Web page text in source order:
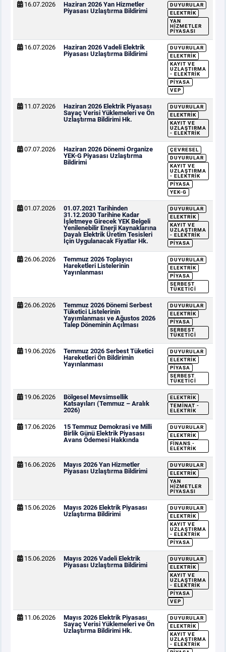
16.07.2026
Haziran 2026 Yan Hizmetler
Piyasası Uzlaştırma Bildirimi
DUYURULAR
ELEKTRIK
YAN
HIZMETLER
PIYASASI
16.07.2026
Haziran 2026 Vadeli Elektrik
Piyasası Uzlaştırma Bildirimi
DUYURULAR
ELEKTRIK
KAYIT VE
UZLAŞTIRMA
- ELEKTRIK
PIYASA
VEP
11.07.2026
Haziran 2026 Elektrik Piyasası
Sayaç Verisi Yüklemeleri ve Ön
Uzlaştırma Bildirimi Hk.
DUYURULAR
ELEKTRIK
KAYIT VE
UZLAŞTIRMA
- ELEKTRIK
07.07.2026
Haziran 2026 Dönemi Organize
YEK-G Piyasası Uzlaştırma
Bildirimi
ÇEVRESEL
DUYURULAR
KAYIT VE
UZLAŞTIRMA
- ELEKTRIK
PIYASA
YEK-G
01.07.2026
01.07.2021 Tarihinden
31.12.2030 Tarihine Kadar
İşletmeye Girecek YEK Belgeli
Yenilenebilir Enerji Kaynaklarına
Dayalı Elektrik Üretim Tesisleri
İçin Uygulanacak Fiyatlar Hk.
DUYURULAR
ELEKTRIK
KAYIT VE
UZLAŞTIRMA
- ELEKTRIK
PIYASA
26.06.2026
Temmuz 2026 Toplayıcı
Hareketleri Listelerinin
Yayınlanması
DUYURULAR
ELEKTRIK
PIYASA
SERBEST
TÜKETICI
26.06.2026
Temmuz 2026 Dönemi Serbest
Tüketici Listelerinin
Yayımlanması ve Ağustos 2026
Talep Döneminin Açılması
DUYURULAR
ELEKTRIK
PIYASA
SERBEST
TÜKETICI
19.06.2026
Temmuz 2026 Serbest Tüketici
Hareketleri Ön Bildirimin
Yayınlanması
DUYURULAR
ELEKTRIK
PIYASA
SERBEST
TÜKETICI
19.06.2026
Bölgesel Mevsimsellik
Katsayıları (Temmuz – Aralık
2026)
ELEKTRIK
TEMINAT -
ELEKTRIK
17.06.2026
15 Temmuz Demokrasi ve Milli
Birlik Günü Elektrik Piyasası
Avans Ödemesi Hakkında
DUYURULAR
ELEKTRIK
FINANS -
ELEKTRIK
16.06.2026
Mayıs 2026 Yan Hizmetler
Piyasası Uzlaştırma Bildirimi
DUYURULAR
ELEKTRIK
YAN
HIZMETLER
PIYASASI
15.06.2026
Mayıs 2026 Elektrik Piyasası
Uzlaştırma Bildirimi
DUYURULAR
ELEKTRIK
KAYIT VE
UZLAŞTIRMA
- ELEKTRIK
PIYASA
15.06.2026
Mayıs 2026 Vadeli Elektrik
Piyasası Uzlaştırma Bildirimi
DUYURULAR
ELEKTRIK
KAYIT VE
UZLAŞTIRMA
- ELEKTRIK
PIYASA
VEP
11.06.2026
Mayıs 2026 Elektrik Piyasası
Sayaç Verisi Yüklemeleri ve Ön
Uzlaştırma Bildirimi Hk.
DUYURULAR
ELEKTRIK
KAYIT VE
UZLAŞTIRMA
- ELEKTRIK